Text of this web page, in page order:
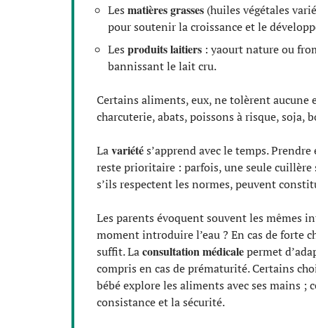
Les matières grasses (huiles végétales
pour soutenir la croissance et le
Les produits laitiers : yaourt nature ou
bannissant le lait cru.
Certains aliments, eux, ne tolèrent aucune
charcuterie, abats, poissons à risque, soja,
Lavariétés’apprend avec le temps.
reste prioritaire : parfois, une seule cuillère
s’ils respectent les normes, peuvent
Les parents évoquent souvent les mêmes
moment introduire l’eau ? En cas de forte
suffit. Laconsultation médicalepermet
compris en cas de prématurité. Certains
bébé explore les aliments avec ses mains ;
consistance et la sécurité.